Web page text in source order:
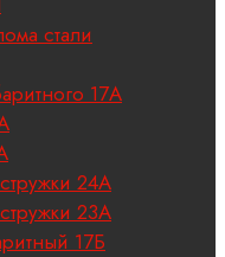
стали
17A
24А
23А
17Б